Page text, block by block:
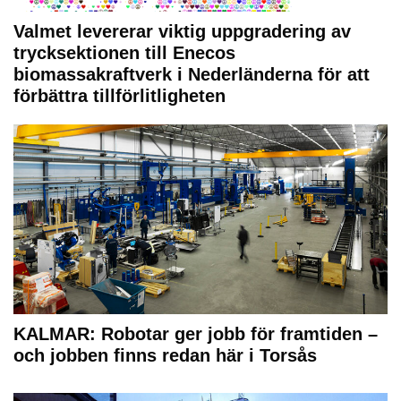
Valmet levererar viktig uppgradering av
trycksektionen till Enecos
biomassakraftverk i Nederländerna för att
förbättra tillförlitligheten
KALMAR: Robotar ger jobb för framtiden –
och jobben finns redan här i Torsås